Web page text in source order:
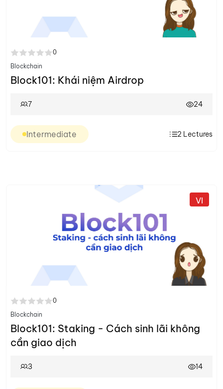
0
Blockchain
Block101: Khái niệm Airdrop
7 24
Intermediate 2 Lectures
0
Blockchain
Block101: Staking - Cách sinh lãi không
cần giao dịch
3 14
VI